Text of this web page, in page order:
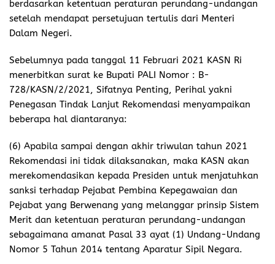
berdasarkan ketentuan peraturan perundang-undangan
setelah mendapat persetujuan tertulis dari Menteri
Dalam Negeri.
Sebelumnya pada tanggal 11 Februari 2021 KASN Ri
menerbitkan surat ke Bupati PALI Nomor : B-
728/KASN/2/2021, Sifatnya Penting, Perihal yakni
Penegasan Tindak Lanjut Rekomendasi menyampaikan
beberapa hal diantaranya:
(6) Apabila sampai dengan akhir triwulan tahun 2021
Rekomendasi ini tidak dilaksanakan, maka KASN akan
merekomendasikan kepada Presiden untuk menjatuhkan
sanksi terhadap Pejabat Pembina Kepegawaian dan
Pejabat yang Berwenang yang melanggar prinsip Sistem
Merit dan ketentuan peraturan perundang-undangan
sebagaimana amanat Pasal 33 ayat (1) Undang-Undang
Nomor 5 Tahun 2014 tentang Aparatur Sipil Negara.